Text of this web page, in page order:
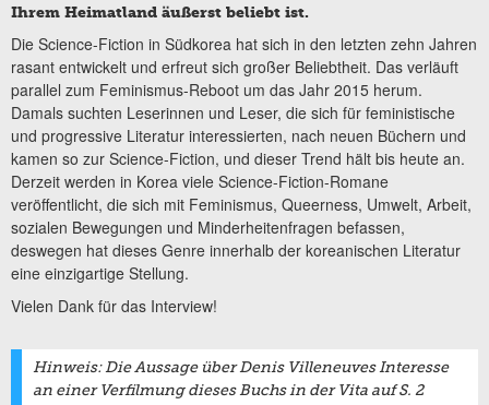
Ihrem Heimatland äußerst beliebt ist.
Die Science-Fiction in Südkorea hat sich in den letzten zehn Jahren
rasant entwickelt und erfreut sich großer Beliebtheit. Das verläuft
parallel zum Feminismus-Reboot um das Jahr 2015 herum.
Damals suchten Leserinnen und Leser, die sich für feministische
und progressive Literatur interessierten, nach neuen Büchern und
kamen so zur Science-Fiction, und dieser Trend hält bis heute an.
Derzeit werden in Korea viele Science-Fiction-Romane
veröffentlicht, die sich mit Feminismus, Queerness, Umwelt, Arbeit,
sozialen Bewegungen und Minderheitenfragen befassen,
deswegen hat dieses Genre innerhalb der koreanischen Literatur
eine einzigartige Stellung.
Vielen Dank für das Interview!
Hinweis: Die Aussage über Denis Villeneuves Interesse
an einer Verfilmung dieses Buchs in der Vita auf S. 2